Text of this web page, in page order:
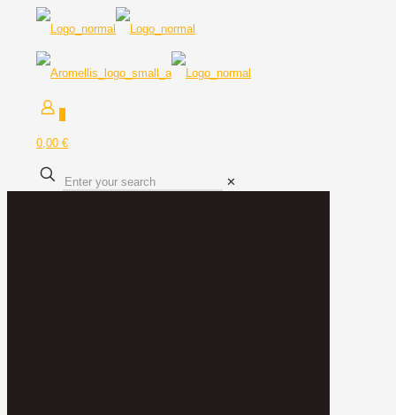
0,00 €
✕